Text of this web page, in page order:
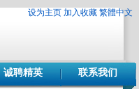
设为主页 加入收藏 繁體中文
诚聘精英 联系我们